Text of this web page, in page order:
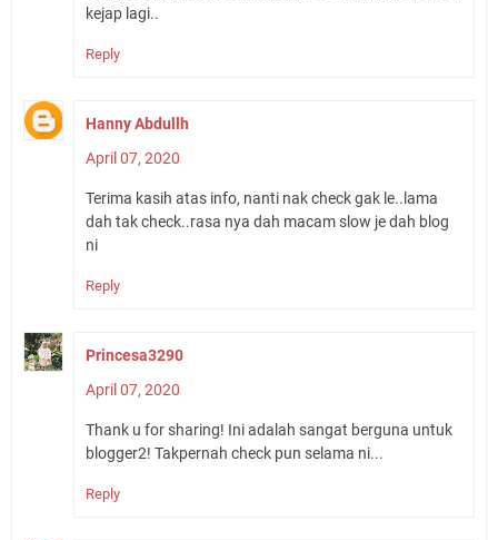
kejap lagi..
Reply
Hanny Abdullh
April 07, 2020
Terima kasih atas info, nanti nak check gak le..lama
dah tak check..rasa nya dah macam slow je dah blog
ni
Reply
Princesa3290
April 07, 2020
Thank u for sharing! Ini adalah sangat berguna untuk
blogger2! Takpernah check pun selama ni...
Reply